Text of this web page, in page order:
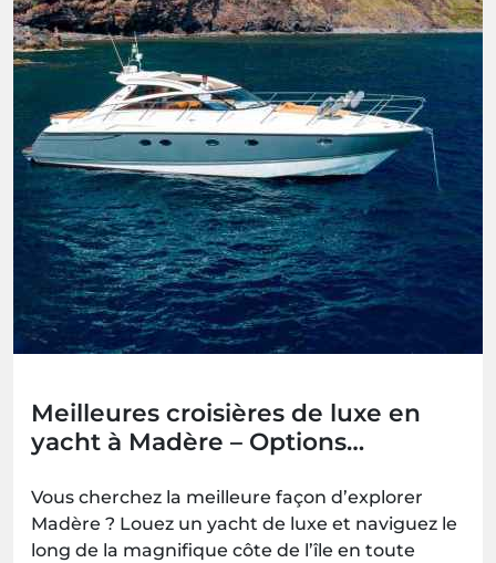
Meilleures croisières de luxe en
yacht à Madère – Options
groupes
Vous cherchez la meilleure façon d’explorer
Madère ? Louez un yacht de luxe et naviguez le
long de la magnifique côte de l’île en toute